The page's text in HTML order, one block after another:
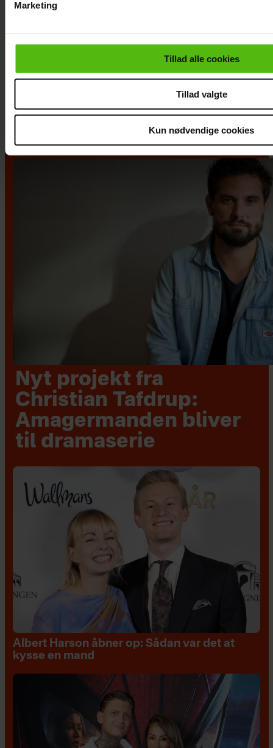
cookiepolitik.
Marketing
Tillad alle cookies
Tillad valgte
Kun nødvendige cookies
Se billederne: Cille og
Christopher på Smukfest med
Nyt projekt fra
Christian Tafdrup:
Amagermanden bliver
til dramaserie
Albert Harson åbner op: Sådan var det at
kysse en mand